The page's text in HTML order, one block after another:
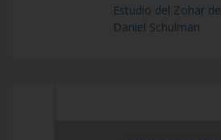
Estudio del Zohar de
Daniel Schulman